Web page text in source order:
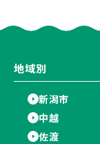
くさん♪
地域別
新潟市
中越
佐渡